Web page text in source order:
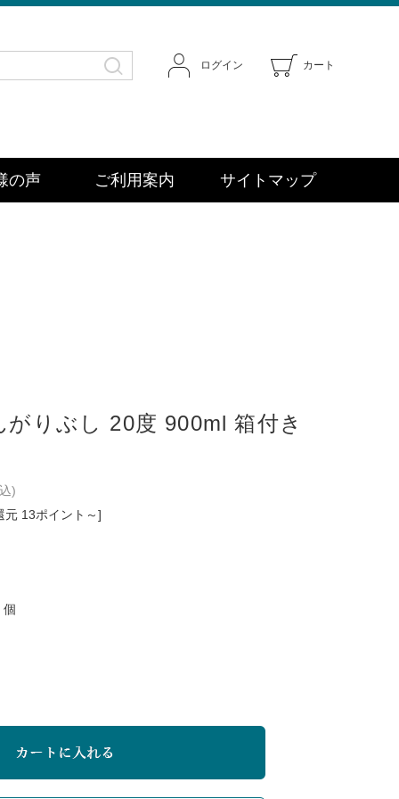
ログイン カート
の声 ご利用案内 サイトマップ
がりぶし 20度 900ml 箱付き
)
元 13ポイント～]
個